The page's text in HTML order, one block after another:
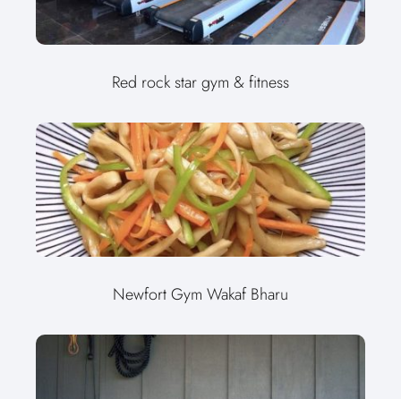
Red rock star gym & fitness
Newfort Gym Wakaf Bharu